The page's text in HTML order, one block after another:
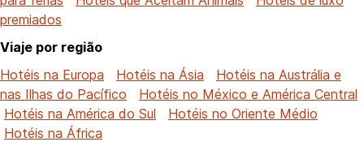
premiados
Viaje por região
Hotéis na Europa
Hotéis na Ásia
Hotéis na Austrália e
nas Ilhas do Pacífico
Hotéis no México e América Central
Hotéis na América do Sul
Hotéis no Oriente Médio
Hotéis na África